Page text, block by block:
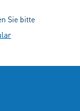
Sie bitte